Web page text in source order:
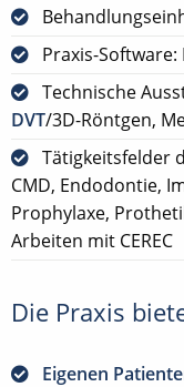
Praxis-
Technische
DVT/3D-Röntgen,
Tätigkeitsfelder
CMD, Endodontie,
Prophylaxe,
Arbeiten mit CEREC
Die Praxis
Eigenen